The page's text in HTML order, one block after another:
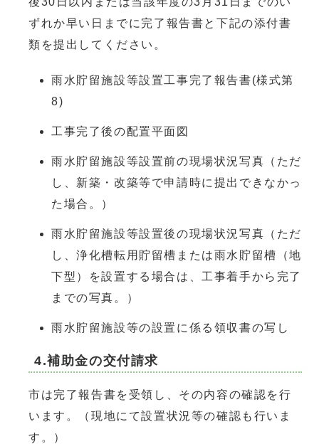
ずれか早い日までに完了報告書と下記の添付書
類を提出してください。
雨水貯留施設等設置工事完了報告書(様式第
8)
工事完了後の配置平面図
雨水貯留施設等設置前の現場状況写真（ただ
し、新築・改築等で申請時に提出できなかっ
た場合。）
雨水貯留施設等設置後の現場状況写真（ただ
し、浄化槽転用貯留槽または雨水貯留槽（地
下型）を設置する場合は、工事着手から完了
までの写真。）
雨水貯留施設等の設置に係る領収書の写し
4.補助金の交付請求
市は完了報告書を受領し、その内容の確認を行
います。（現地にて設置状況等の確認も行いま
す。）